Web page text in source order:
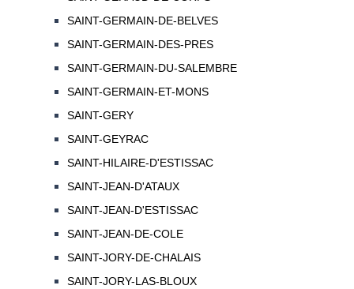
SAINT-GERMAIN-DE-BELVES
SAINT-GERMAIN-DES-PRES
SAINT-GERMAIN-DU-SALEMBRE
SAINT-GERMAIN-ET-MONS
SAINT-GERY
SAINT-GEYRAC
SAINT-HILAIRE-D'ESTISSAC
SAINT-JEAN-D'ATAUX
SAINT-JEAN-D'ESTISSAC
SAINT-JEAN-DE-COLE
SAINT-JORY-DE-CHALAIS
SAINT-JORY-LAS-BLOUX